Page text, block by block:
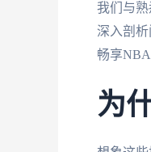
我们与
深入剖
畅享
为